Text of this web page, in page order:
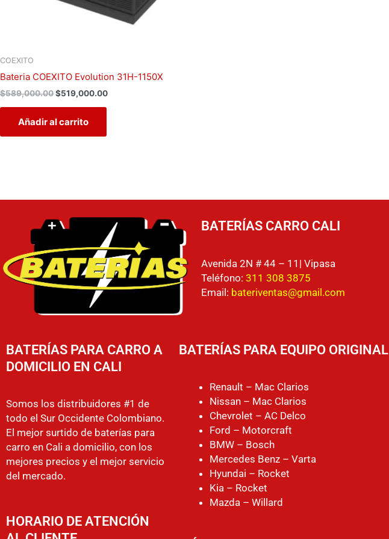
COEXITO
Bateria COEXITO Evolution 31H-1150X
$589,000.00$519,000.00
Añadir al carrito
BATERÍAS CARRO CALI
Avenida 2N # 44 – 11| Vipasa
Teléfono: 311 308 3875
Email: bateriventas@gmail.com
BATERÍAS PARA CARRO A
DOMICILIO EN CALI
Somos los distribuidores #1 de
todo el Sur Occidente Colombiano.
El mejor surtido de baterías para
carro en Cali a domicilio, con los
mejores precios y el mejor servicio
del mercado.
HORARIO DE ATENCIÓN
BATERÍAS PARA EQUIPO ORIGINAL
Renault – Mac Clarios
Nissan – Mac Clarios
Chevrolet – AC Delco
Ford – Motorcraft
BMW – Bosch
Mercedes Benz – Varta
Hyundai – Rocket
Kia – Rocket
Mazda – Willard